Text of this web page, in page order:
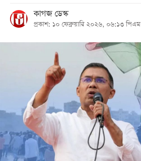
জাতীয়
রাজনীতি
আন্তর্জাতিক
সারাদেশ
খেলা
বিনোদন
লাইফ
স্টাইল
কাগজ ডেস্ক
প্রকাশ: ১০ ফেব্রুয়ারি ২০২৬, ০৬:১৩ পিএম